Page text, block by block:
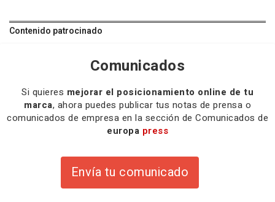
Contenido patrocinado
Comunicados
Si quieres mejorar el posicionamiento online de tu
marca, ahora puedes publicar tus notas de prensa o
comunicados de empresa en la sección de Comunicados de
europa press
Envía tu comunicado